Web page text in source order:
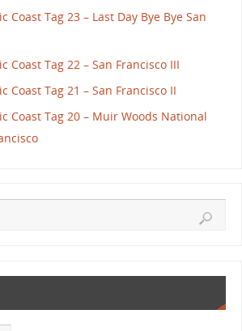
Coast Tag 23 – Last Day Bye Bye San
Coast Tag 22 – San Francisco III
Coast Tag 21 – San Francisco II
Coast Tag 20 – Muir Woods National